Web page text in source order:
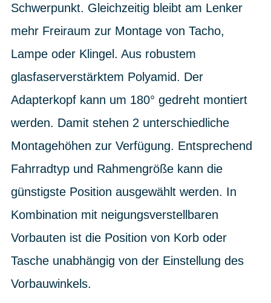
Schwerpunkt. Gleichzeitig bleibt am Lenker
mehr Freiraum zur Montage von Tacho,
Lampe oder Klingel. Aus robustem
glasfaserverstärktem Polyamid. Der
Adapterkopf kann um 180° gedreht montiert
werden. Damit stehen 2 unterschiedliche
Montagehöhen zur Verfügung. Entsprechend
Fahrradtyp und Rahmengröße kann die
günstigste Position ausgewählt werden. In
Kombination mit neigungsverstellbaren
Vorbauten ist die Position von Korb oder
Tasche unabhängig von der Einstellung des
Vorbauwinkels.